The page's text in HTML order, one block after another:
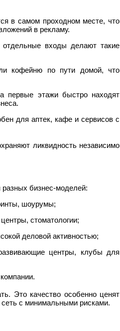
в самом проходном месте, что
в рекламу.
входы делают такие
кофейню по пути домой, что
первые этажи быстро находят
для аптек, кафе и сервисов с
ликвидность независимо
бизнес-моделей:
шоурумы;
стоматологии;
деловой активностью;
центры, клубы для
Это качество особенно ценят
с минимальными рисками.